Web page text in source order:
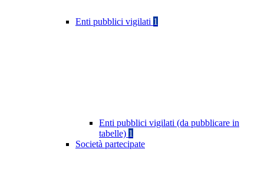
Enti pubblici vigilati 1
Enti pubblici vigilati (da pubblicare in
tabelle) 1
Società partecipate